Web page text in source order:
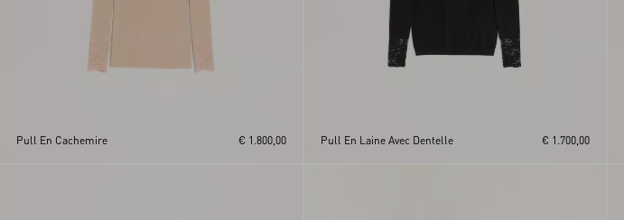
Pull En Cachemire € 1.800,00 Pull En Laine Avec Dentelle € 1.700,00